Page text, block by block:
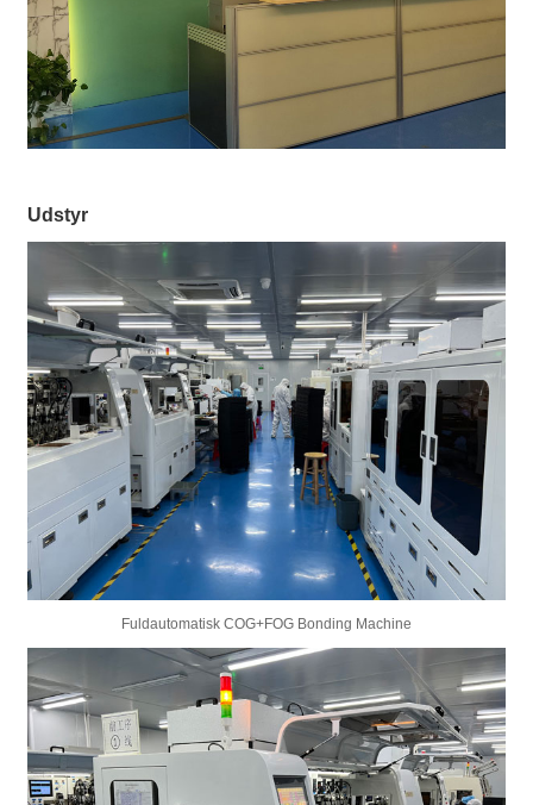
Udstyr
Fuldautomatisk COG+FOG Bonding Machine